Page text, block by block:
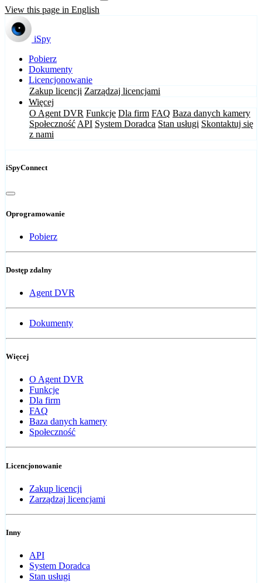
View this page in English
iSpy
Pobierz
Dokumenty
Licencjonowanie
Zakup licencji Zarządzaj licencjami
Więcej
O Agent DVR Funkcje Dla firm FAQ Baza danych kamery
Społeczność API System Doradca Stan usługi Skontaktuj się
z nami
iSpyConnect
Oprogramowanie
Pobierz
Dostęp zdalny
Agent DVR
Dokumenty
Więcej
O Agent DVR
Funkcje
Dla firm
FAQ
Baza danych kamery
Społeczność
Licencjonowanie
Zakup licencji
Zarządzaj licencjami
Inny
API
System Doradca
Stan usługi